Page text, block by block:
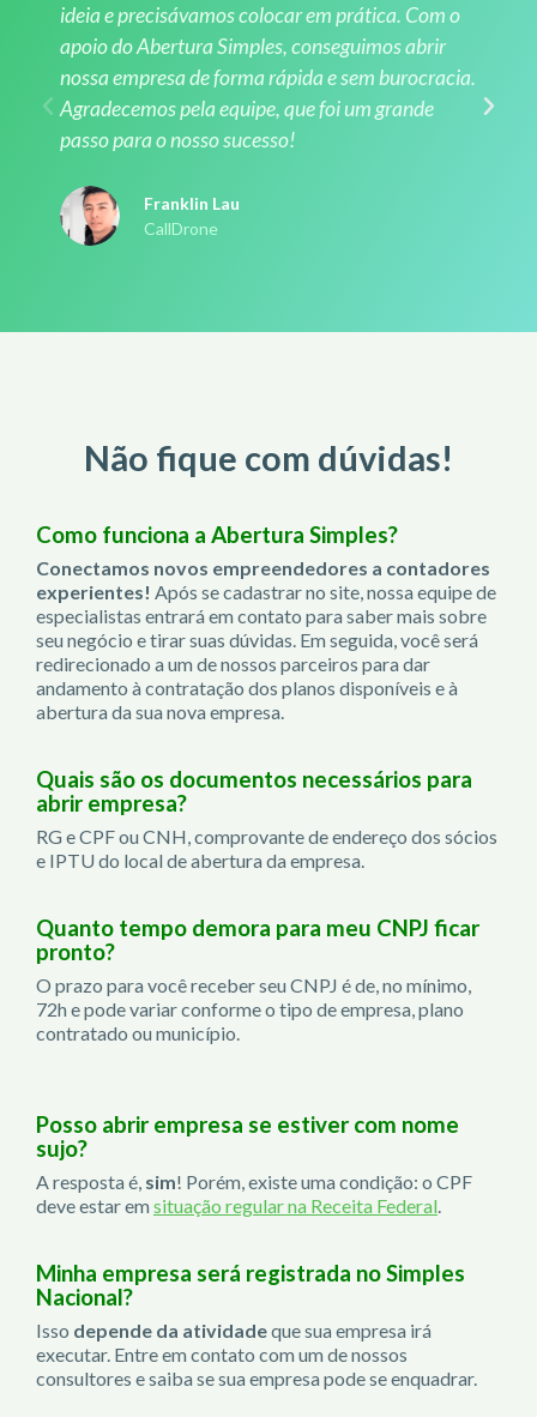
ideia e precisávamos colocar em prática. Com o
apoio do Abertura Simples, conseguimos abrir
nossa empresa de forma rápida e sem burocracia.
Agradecemos pela equipe, que foi um grande
passo para o nosso sucesso!
Franklin Lau
CallDrone
Não fique com dúvidas!
Como funciona a Abertura Simples?
Conectamos novos empreendedores a contadores
experientes! Após se cadastrar no site, nossa equipe de
especialistas entrará em contato para saber mais sobre
seu negócio e tirar suas dúvidas. Em seguida, você será
redirecionado a um de nossos parceiros para dar
andamento à contratação dos planos disponíveis e à
abertura da sua nova empresa.
Quais são os documentos necessários para
abrir empresa?
RG e CPF ou CNH, comprovante de endereço dos sócios
e IPTU do local de abertura da empresa.
Quanto tempo demora para meu CNPJ ficar
pronto?
O prazo para você receber seu CNPJ é de, no mínimo,
72h e pode variar conforme o tipo de empresa, plano
contratado ou município.
Posso abrir empresa se estiver com nome
sujo?
A resposta é, sim! Porém, existe uma condição: o CPF
deve estar emsituação regular na Receita Federal.
Minha empresa será registrada no Simples
Nacional?
Isso depende da atividadeque sua empresa irá
executar. Entre em contato com um de nossos
consultores e saiba se sua empresa pode se enquadrar.